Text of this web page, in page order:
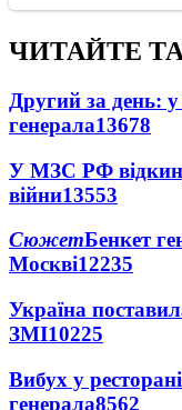
ЧИТАЙТЕ
Другий за день:
генерала13678
У МЗС РФ
війни13553
СюжетБенкет
Москві12235
Україна
ЗМІ10225
Вибух у
генерала8562